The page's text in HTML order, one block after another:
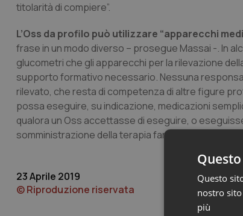
titolarità di compiere”.
L’Oss da profilo può utilizzare “apparecchi
frase in un modo diverso – prosegue Massai -. In
glucometri che gli apparecchi per la rilevazione
supporto formativo necessario. Nessuna
rilevato, che resta di competenza di altre figure
possa eseguire, su indicazione, medicazioni
qualora un Oss accettasse di eseguire, o
somministrazione della terapia farmacologica,
23 Aprile 2019
© Riproduzione riservata
Questo
nostro
più